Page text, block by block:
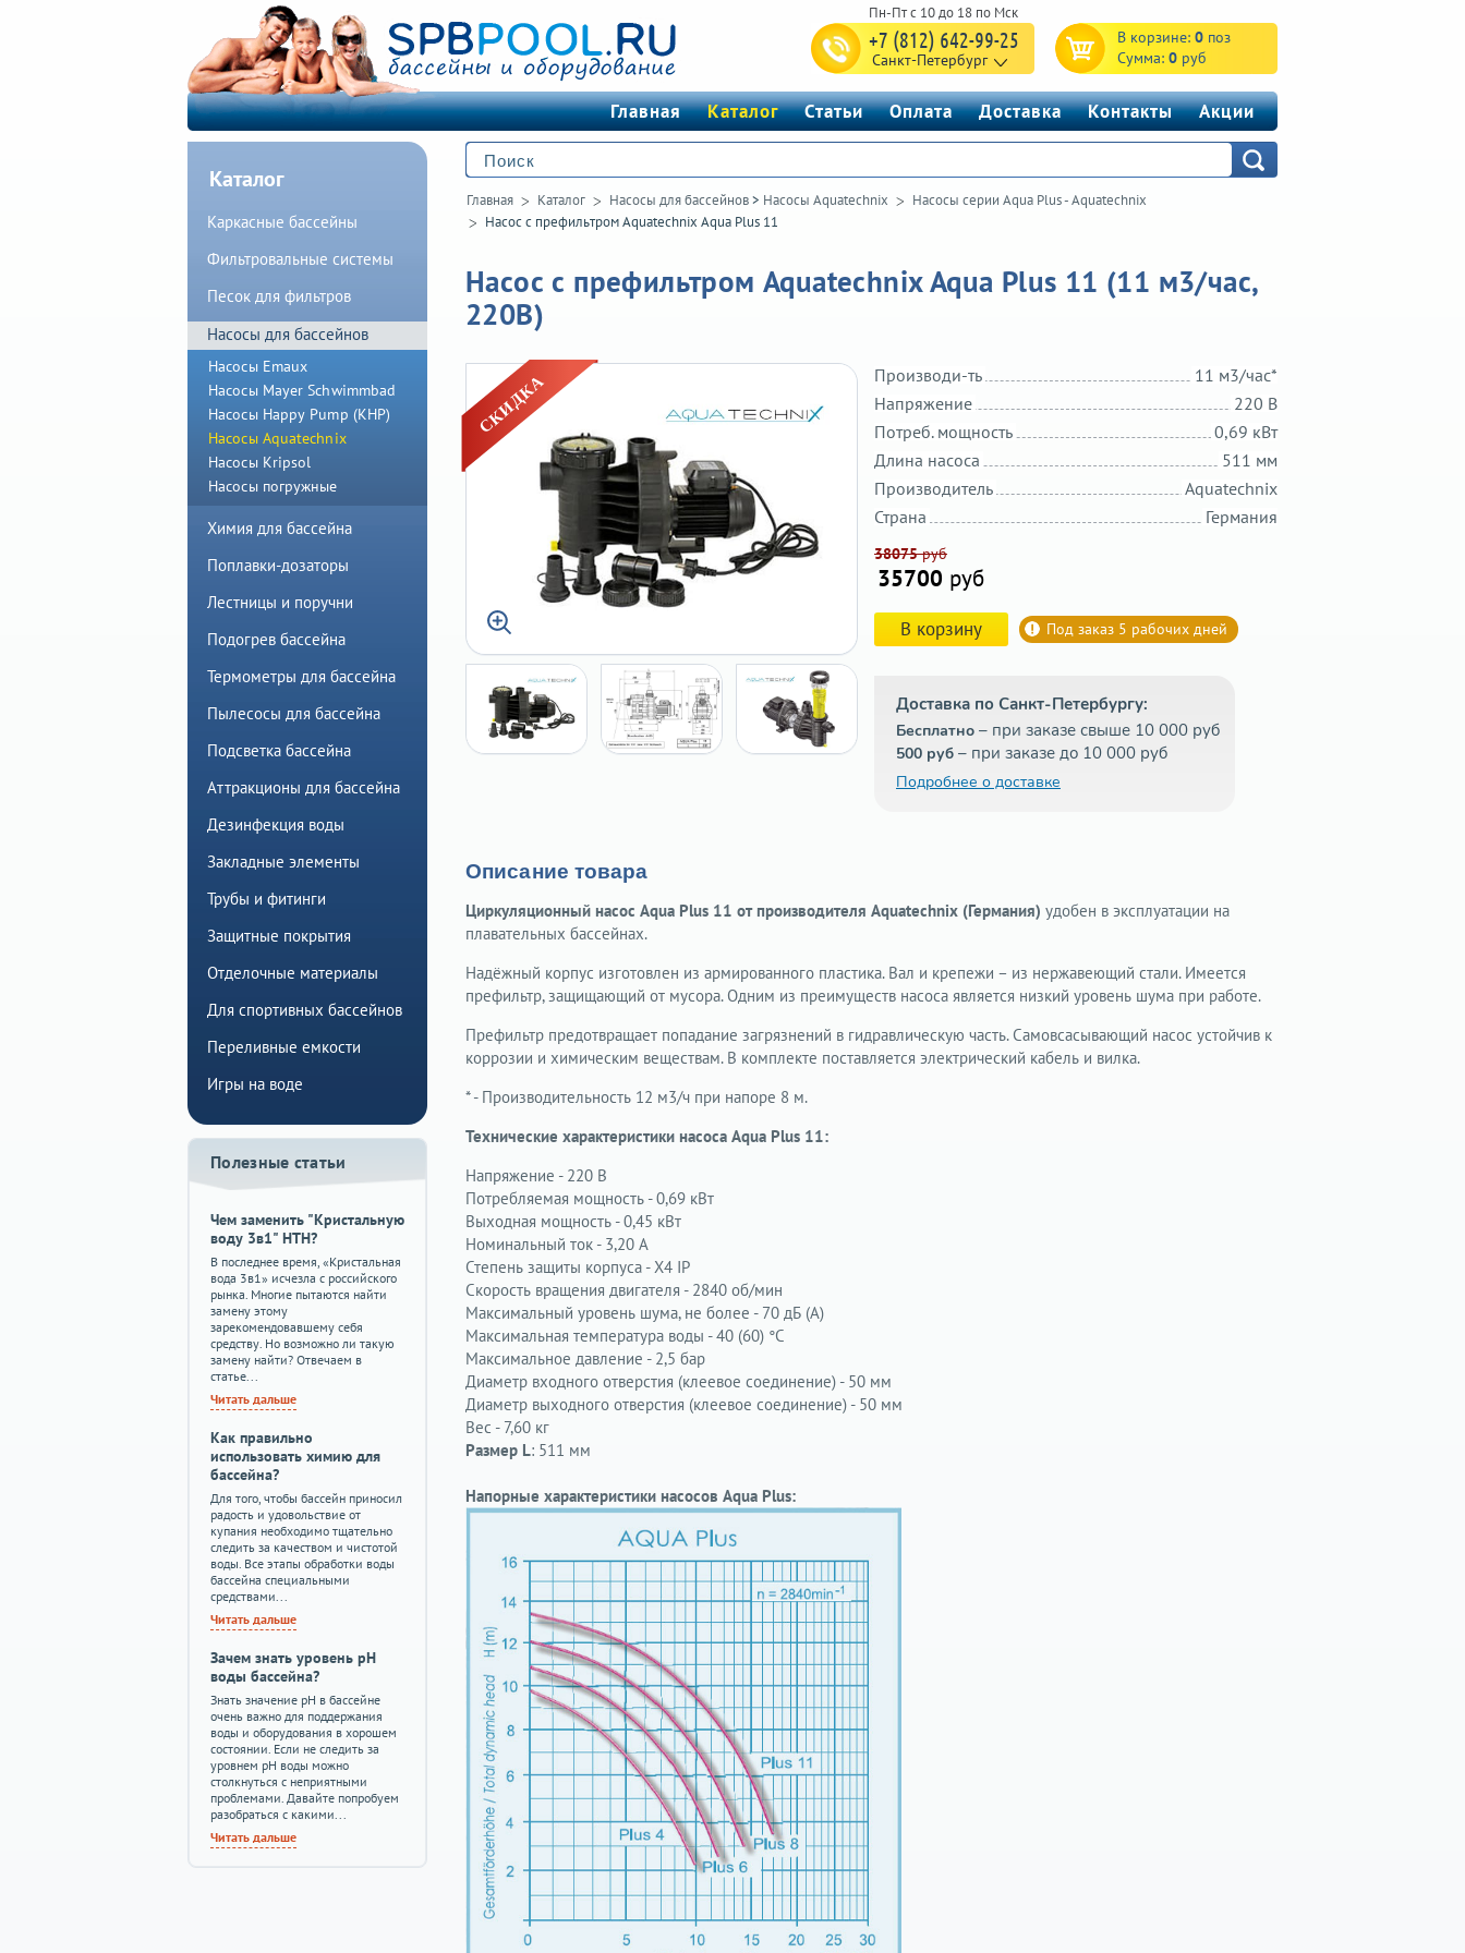
В корзине: 0 поз
Сумма: 0 руб
+7 (812) 642-99-25
Санкт-Петербург
Главная Каталог Статьи Оплата Доставка Контакты Акции
Главная Каталог Насосы для бассейнов> Насосы Aquatechnix
Насосы серии Aqua Plus - Aquatechnix
Насос с префильтром Aquatechnix Aqua Plus 11
Насос с префильтром Aquatechnix Aqua Plus 11 (11 м3/час,
220В)
11 м3/час*
Производи-ть
220 В
Напряжение
0,69 кВт
Потреб. мощность
511 мм
Длина насоса
Aquatechnix
Производитель
Германия
Страна
38075руб
35700 руб
В корзину Под заказ 5 рабочих дней
Доставка по Санкт-Петербургу:
Бесплатно – при заказе свыше 10 000 руб
500 руб – при заказе до 10 000 руб
Подробнее о доставке
Описание товара
Циркуляционный насос Aqua Plus 11 от производителя Aquatechnix (Германия) удобен в эксплуатации на
плавательных бассейнах.
Надёжный корпус изготовлен из армированного пластика. Вал и крепежи – из нержавеющий стали. Имеется
префильтр, защищающий от мусора. Одним из преимуществ насоса является низкий уровень шума при работе.
Префильтр предотвращает попадание загрязнений в гидравлическую часть. Самовсасывающий насос устойчив к
коррозии и химическим веществам. В комплекте поставляется электрический кабель и вилка.
* - Производительность 12 м3/ч при напоре 8 м.
Технические характеристики насоса Aqua Plus 11:
Напряжение - 220 В
Потребляемая мощность - 0,69 кВт
Выходная мощность - 0,45 кВт
Номинальный ток - 3,20 A
Степень защиты корпуса - X4 IP
Скорость вращения двигателя - 2840 об/мин
Максимальный уровень шума, не более - 70 дБ (А)
Максимальная температура воды - 40 (60) °C
Максимальное давление - 2,5 бар
Диаметр входного отверстия (клеевое соединение) - 50 мм
Диаметр выходного отверстия (клеевое соединение) - 50 мм
Вес - 7,60 кг
Размер L: 511 мм
Напорные характеристики насосов Aqua Plus:
Каталог
Каркасные бассейны
Фильтровальные системы
Песок для фильтров
Насосы для бассейнов
Насосы Emaux
Насосы Mayer Schwimmbad
Насосы Happy Pump (КНР)
Насосы Aquatechnix
Насосы Kripsol
Насосы погружные
Химия для бассейна
Поплавки-дозаторы
Лестницы и поручни
Подогрев бассейна
Термометры для бассейна
Пылесосы для бассейна
Подсветка бассейна
Аттракционы для бассейна
Дезинфекция воды
Закладные элементы
Трубы и фитинги
Защитные покрытия
Отделочные материалы
Для спортивных бассейнов
Переливные емкости
Игры на воде
Полезные статьи
Чем заменить "Кристальную
воду 3в1" HTH?
В последнее время, «Кристальная
вода 3в1» исчезла с российского
рынка. Многие пытаются найти
замену этому
зарекомендовавшему себя
средству. Но возможно ли такую
замену найти? Отвечаем в
статье...
Читать дальше
Как правильно
использовать химию для
бассейна?
Для того, чтобы бассейн приносил
радость и удовольствие от
купания необходимо тщательно
следить за качеством и чистотой
воды. Все этапы обработки воды
бассейна специальными
средствами...
Читать дальше
Зачем знать уровень pH
воды бассейна?
Знать значение pH в бассейне
очень важно для поддержания
воды и оборудования в хорошем
состоянии. Если не следить за
уровнем pH воды можно
столкнуться с неприятными
проблемами. Давайте попробуем
разобраться с какими...
Читать дальше